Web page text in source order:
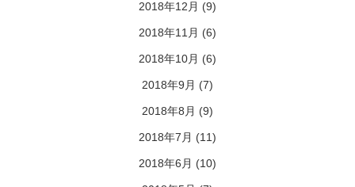
2018年12月 (9)
2018年11月 (6)
2018年10月 (6)
2018年9月 (7)
2018年8月 (9)
2018年7月 (11)
2018年6月 (10)